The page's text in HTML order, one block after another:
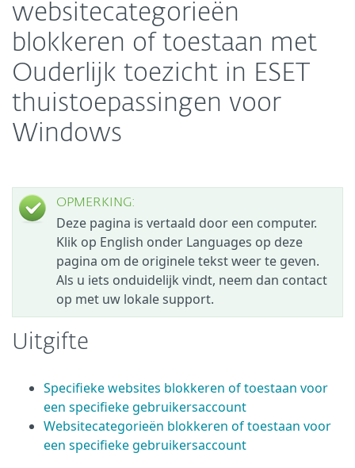
websitecategorieën
blokkeren of toestaan met
Ouderlijk toezicht in ESET
thuistoepassingen voor
Windows
OPMERKING:
Deze pagina is vertaald door een computer.
Klik op English onder Languages op deze
pagina om de originele tekst weer te geven.
Als u iets onduidelijk vindt, neem dan contact
op met uw lokale support.
Uitgifte
Specifieke websites blokkeren of toestaan voor
een specifieke gebruikersaccount
Websitecategorieën blokkeren of toestaan voor
een specifieke gebruikersaccount